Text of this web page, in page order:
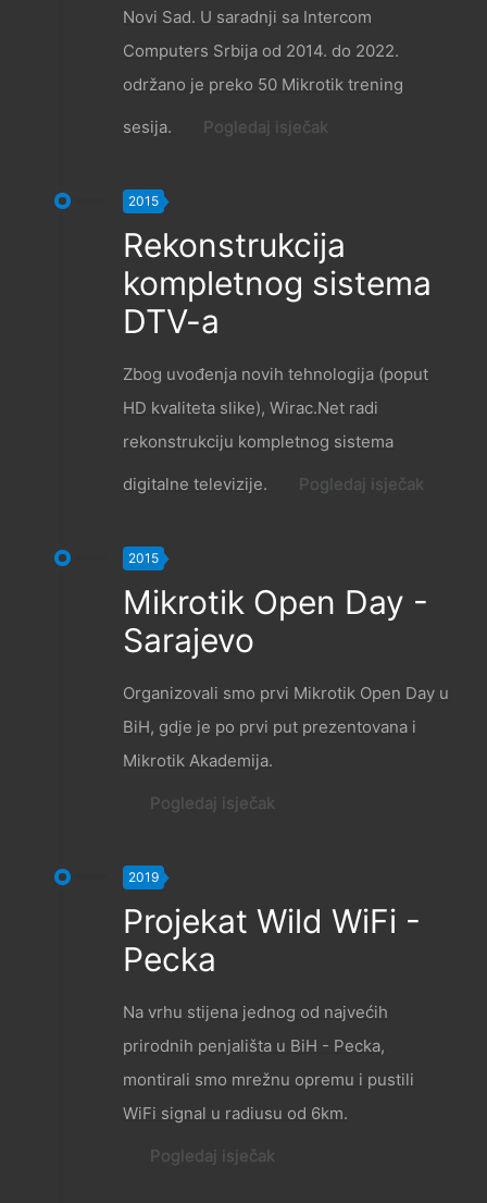
Novi Sad. U saradnji sa Intercom
Computers Srbija od 2014. do 2022.
održano je preko 50 Mikrotik trening
sesija. Pogledaj isječak
2015
Rekonstrukcija
kompletnog sistema
DTV-a
Zbog uvođenja novih tehnologija (poput
HD kvaliteta slike), Wirac.Net radi
rekonstrukciju kompletnog sistema
digitalne televizije. Pogledaj isječak
2015
Mikrotik Open Day -
Sarajevo
Organizovali smo prvi Mikrotik Open Day u
BiH, gdje je po prvi put prezentovana i
Mikrotik Akademija.
Pogledaj isječak
2019
Projekat Wild WiFi -
Pecka
Na vrhu stijena jednog od najvećih
prirodnih penjališta u BiH - Pecka,
montirali smo mrežnu opremu i pustili
WiFi signal u radiusu od 6km.
Pogledaj isječak